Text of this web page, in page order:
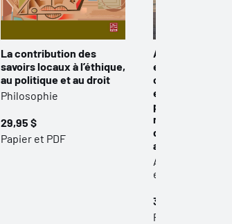
La contribution des
savoirs locaux à l’éthique,
au politique et au droit
Philosophie
29,95 $
Papier et PDF
Anthropologie
espaces
conservation
pêche, sel et
roses dans les
de biosphère
au Mexique
Anthropologie -
ethnologie
34,95 $
Papier et PDF